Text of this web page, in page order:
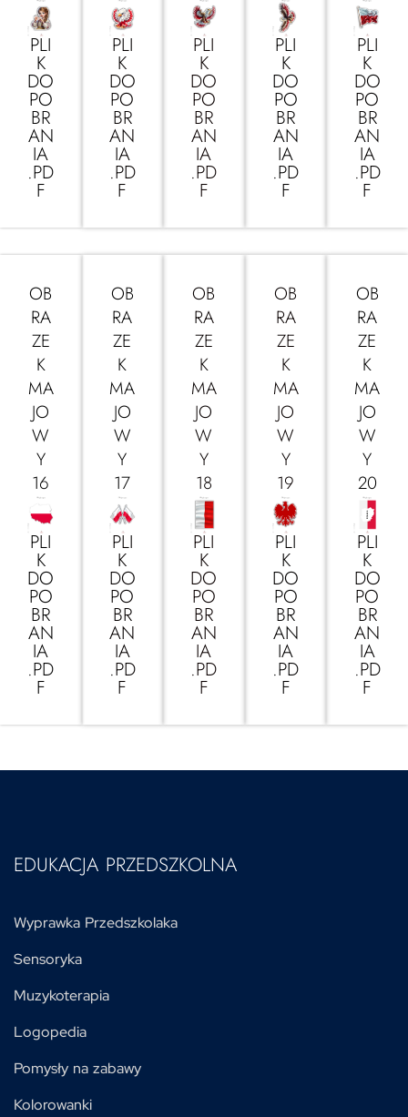
PLI
K
DO
PO
BR
AN
IA
.PD
F
PLI
K
DO
PO
BR
AN
IA
.PD
F
PLI
K
DO
PO
BR
AN
IA
.PD
F
PLI
K
DO
PO
BR
AN
IA
.PD
F
PLI
K
DO
PO
BR
AN
IA
.PD
F
OB
RA
ZE
K
MA
JO
W
Y
16
PLI
K
DO
PO
BR
AN
IA
.PD
F
OB
RA
ZE
K
MA
JO
W
Y
17
PLI
K
DO
PO
BR
AN
IA
.PD
F
OB
RA
ZE
K
MA
JO
W
Y
18
PLI
K
DO
PO
BR
AN
IA
.PD
F
OB
RA
ZE
K
MA
JO
W
Y
19
PLI
K
DO
PO
BR
AN
IA
.PD
F
OB
RA
ZE
K
MA
JO
W
Y
20
PLI
K
DO
PO
BR
AN
IA
.PD
F
EDUKACJA PRZEDSZKOLNA
Wyprawka Przedszkolaka
Sensoryka
Muzykoterapia
Logopedia
Pomysły na zabawy
Kolorowanki